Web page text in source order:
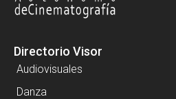
Directorio Visor
Audiovisuales
Danza